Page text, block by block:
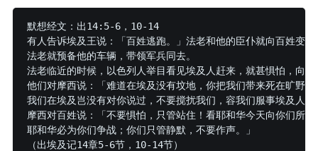
默想经文：出14:5-6，10-14
有人告诉埃及王说：「百姓逃跑。」法老和他的臣仆就向百姓变
法老就预备他的车辆，带领军兵同去。
法老临近的时候，以色列人举目看见埃及人赶来，就甚惧怕，向耶
他们对摩西说：「难道在埃及没有坟地，你把我们带来死在旷野
我们在埃及岂没有对你说过，不要搅扰我们，容我们服事埃及人
摩西对百姓说：「不要惧怕，只管站住！看耶和华今天向你们所
耶和华必为你们争战；你们只管静默，不要作声。」
（出埃及记14章5-6节，10-14节）